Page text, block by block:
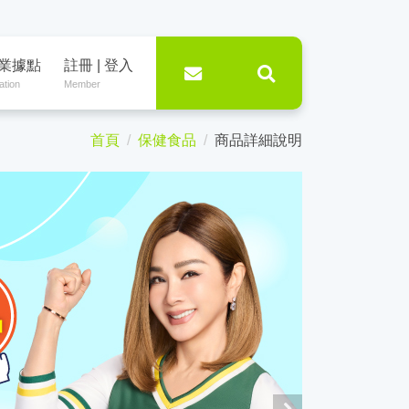
首頁 保健食品 商品詳細說明
據點 註冊 | 登入
Member